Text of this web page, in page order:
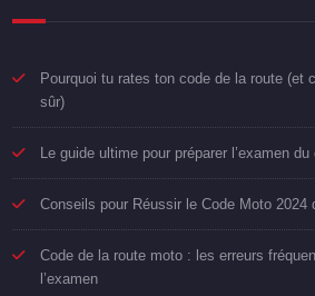
Pourquoi tu rates ton code de la route (et
sûr)
Le guide ultime pour préparer l’examen
Conseils pour Réussir le Code Moto 2024
Code de la route moto : les erreurs
l’examen